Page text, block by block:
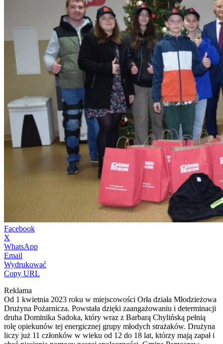
Facebook
X
WhatsApp
Email
Wydrukować
Copy URL
Reklama
Od 1 kwietnia 2023 roku w miejscowości Orła działa Młodzieżowa
Drużyna Pożarnicza. Powstała dzięki zaangażowaniu i determinacji
druha Dominika Sadoka, który wraz z Barbarą Chylińską pełnią
rolę opiekunów tej energicznej grupy młodych strażaków. Drużyna
liczy już 11 członków w wieku od 12 do 18 lat, którzy mają zapał i